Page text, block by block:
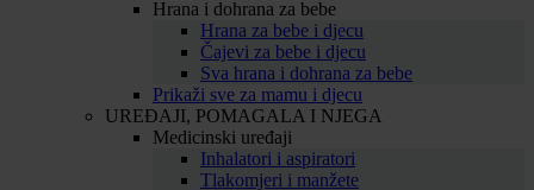
Hrana i dohrana za bebe
Hrana za bebe i djecu
Čajevi za bebe i djecu
Sva hrana i dohrana za bebe
Prikaži sve za mamu i djecu
UREĐAJI, POMAGALA I NJEGA
Medicinski uređaji
Inhalatori i aspiratori
Tlakomjeri i manžete